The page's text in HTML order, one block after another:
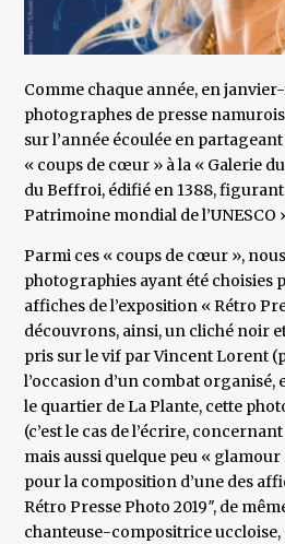
Comme chaque année, en
photographes de presse
sur l’année écoulée en
« coups de cœur » à la « Galerie
du Beffroi, édifié en 1388,
Patrimoine mondial de l’UNESCO
Parmi ces « coups de cœur »,
photographies ayant été choisies
affiches de l’exposition « Rétro
découvrons, ainsi, un cliché noir
pris sur le vif par Vincent Lorent
l’occasion d’un combat organisé,
le quartier de La Plante, cette
(c’est le cas de l’écrire,
mais aussi quelque peu « glamour
pour la composition d’une des
Rétro Presse Photo 2019″, de
chanteuse-compositrice uccloise,